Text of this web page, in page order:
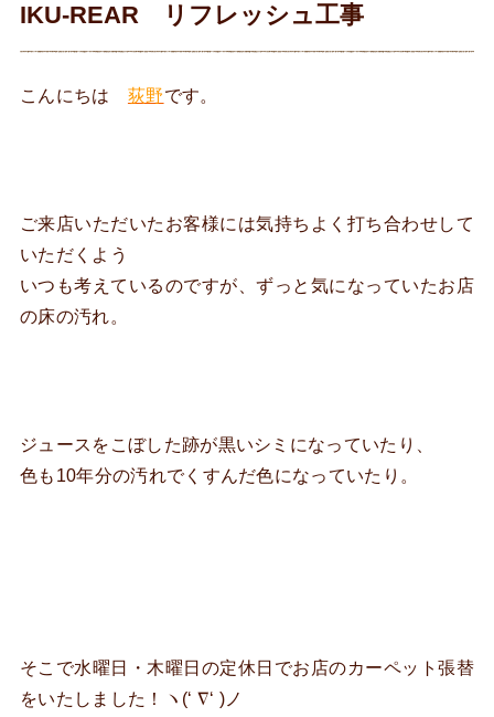
IKU-REAR リフレッシュ工事
こんにちは 荻野です。
ご来店いただいたお客様には気持ちよく打ち合わせして
いただくよう
いつも考えているのですが、ずっと気になっていたお店
の床の汚れ。
ジュースをこぼした跡が黒いシミになっていたり、
色も10年分の汚れでくすんだ色になっていたり。
そこで水曜日・木曜日の定休日でお店のカーペット張替
をいたしました！ヽ(‘ ∇‘ )ノ